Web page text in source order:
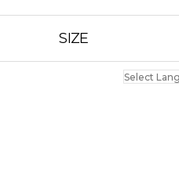
SIZE